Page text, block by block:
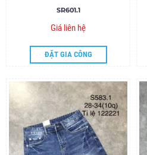
SR601.1
Giá liên hệ
ĐẶT GIA CÔNG